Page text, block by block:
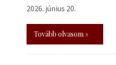
2026. június 20.
Tovább olvasom »